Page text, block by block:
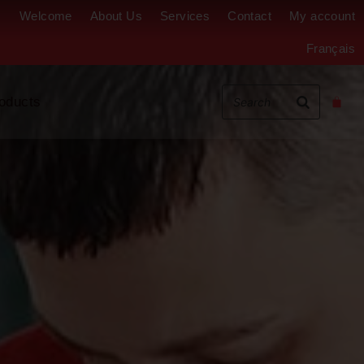
Welcome About Us Services Contact My account
Français